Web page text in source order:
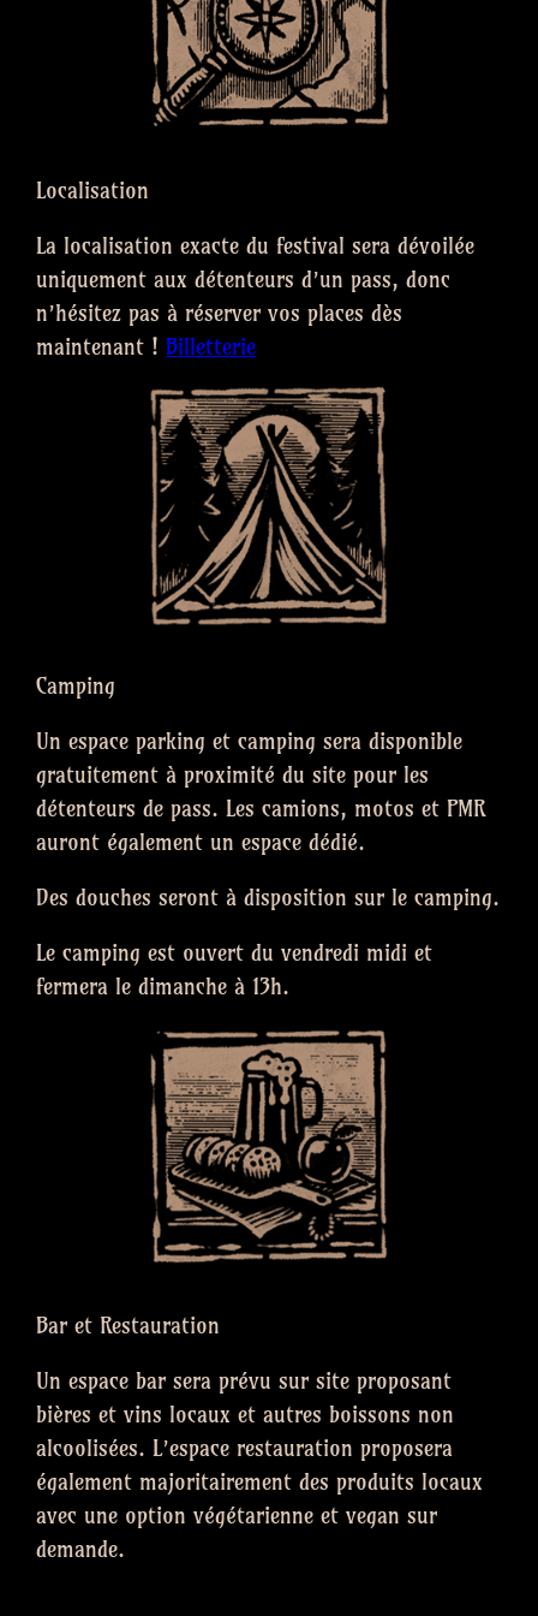
Localisation
La localisation exacte du festival sera dévoilée
uniquement aux détenteurs d’un pass, donc
n’hésitez pas à réserver vos places dès
maintenant !Billetterie
Camping
Un espace parking et camping sera disponible
gratuitement à proximité du site pour les
détenteurs de pass. Les camions, motos et PMR
auront également un espace dédié.
Des douches seront à disposition sur le camping.
Le camping est ouvert du vendredi midi et
fermera le dimanche à 13h.
Bar et Restauration
Un espace bar sera prévu sur site proposant
bières et vins locaux et autres boissons non
alcoolisées. L’espace restauration proposera
également majoritairement des produits locaux
avec une option végétarienne et vegan sur
demande.